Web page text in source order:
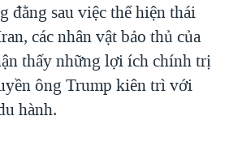
đằng sau việc thể hiện thái
các nhân vật bảo thủ của
thấy những lợi ích chính trị
ông Trump kiên trì với
hành.